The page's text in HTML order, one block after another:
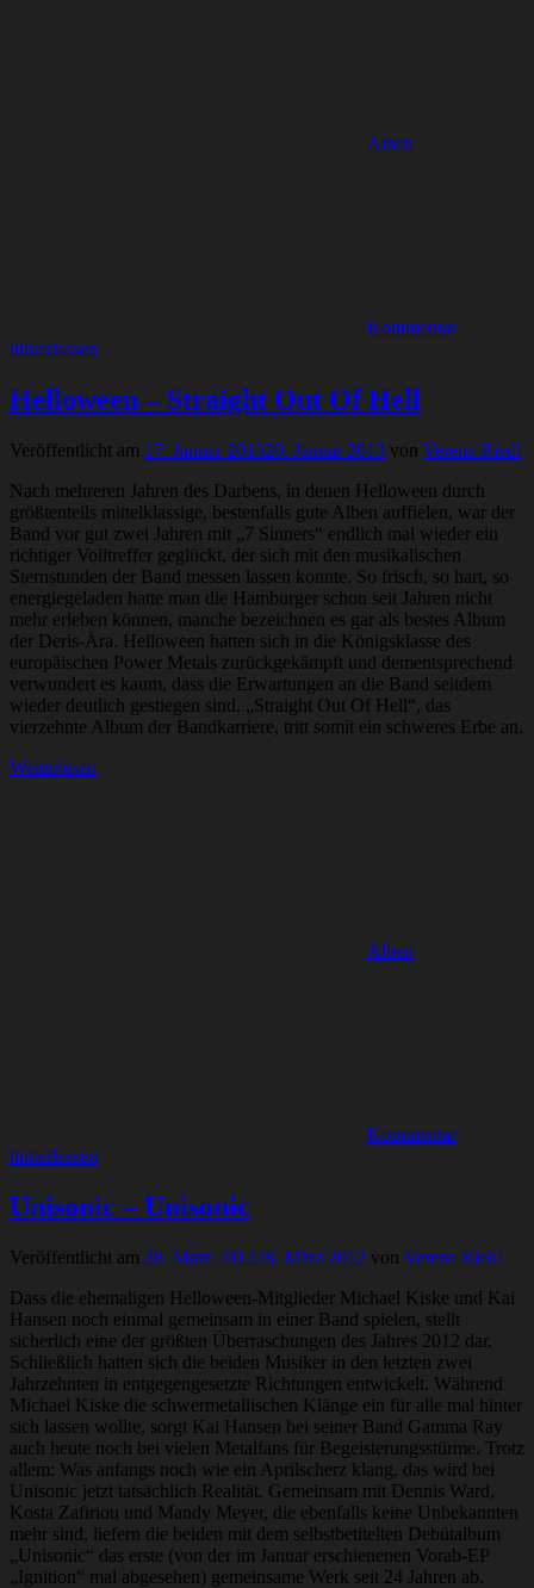
Alben
Kommentar
hinterlassen
Helloween – Straight Out Of Hell
Veröffentlicht am 17. Januar 201320. Januar 2013 von Verena Riedl
Nach mehreren Jahren des Darbens, in denen Helloween durch
größtenteils mittelklassige, bestenfalls gute Alben auffielen, war der
Band vor gut zwei Jahren mit „7 Sinners“ endlich mal wieder ein
richtiger Volltreffer geglückt, der sich mit den musikalischen
Sternstunden der Band messen lassen konnte. So frisch, so hart, so
energiegeladen hatte man die Hamburger schon seit Jahren nicht
mehr erleben können, manche bezeichnen es gar als bestes Album
der Deris-Ära. Helloween hatten sich in die Königsklasse des
europäischen Power Metals zurückgekämpft und dementsprechend
verwundert es kaum, dass die Erwartungen an die Band seitdem
wieder deutlich gestiegen sind. „Straight Out Of Hell“, das
vierzehnte Album der Bandkarriere, tritt somit ein schweres Erbe an.
Weiterlesen
Alben
Kommentar
hinterlassen
Unisonic – Unisonic
Veröffentlicht am 28. März 201228. März 2012 von Verena Riedl
Dass die ehemaligen Helloween-Mitglieder Michael Kiske und Kai
Hansen noch einmal gemeinsam in einer Band spielen, stellt
sicherlich eine der größten Überraschungen des Jahres 2012 dar.
Schließlich hatten sich die beiden Musiker in den letzten zwei
Jahrzehnten in entgegengesetzte Richtungen entwickelt. Während
Michael Kiske die schwermetallischen Klänge ein für alle mal hinter
sich lassen wollte, sorgt Kai Hansen bei seiner Band Gamma Ray
auch heute noch bei vielen Metalfans für Begeisterungsstürme. Trotz
allem: Was anfangs noch wie ein Aprilscherz klang, das wird bei
Unisonic jetzt tatsächlich Realität. Gemeinsam mit Dennis Ward,
Kosta Zafiriou und Mandy Meyer, die ebenfalls keine Unbekannten
mehr sind, liefern die beiden mit dem selbstbetitelten Debütalbum
„Unisonic“ das erste (von der im Januar erschienenen Vorab-EP
„Ignition“ mal abgesehen) gemeinsame Werk seit 24 Jahren ab.